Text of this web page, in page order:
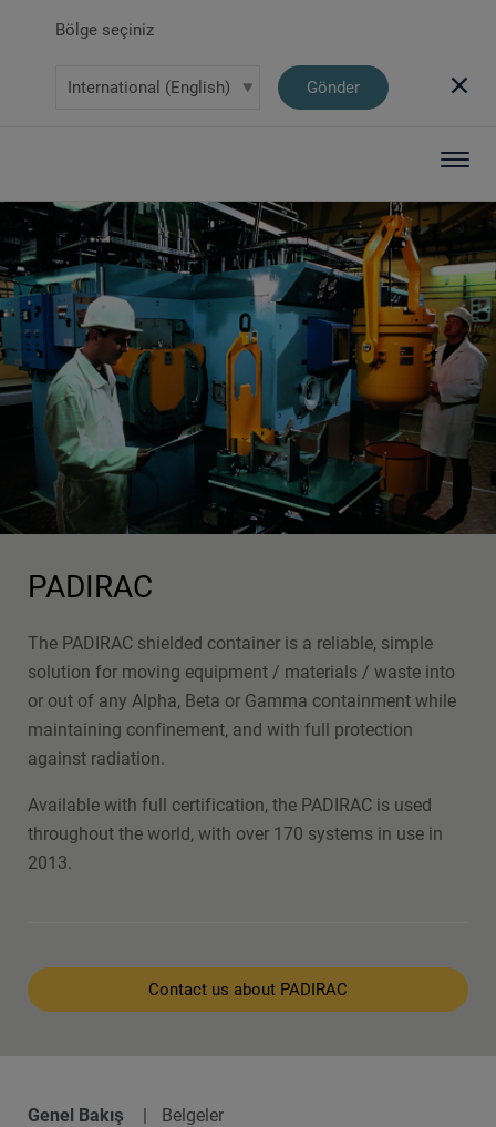
Bölge seçiniz
Gönder
PADIRAC
The PADIRAC shielded container is a reliable, simple
solution for moving equipment / materials / waste into
or out of any Alpha, Beta or Gamma containment while
maintaining confinement, and with full protection
against radiation.
Available with full certification, the PADIRAC is used
throughout the world, with over 170 systems in use in
2013.
Contact us about PADIRAC
Genel Bakış Belgeler